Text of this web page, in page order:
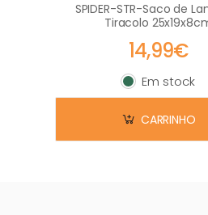
SPIDER-STR-Saco de
Tiracolo
14,99€
Em stock
Em stock
CARRINHO